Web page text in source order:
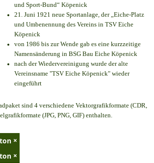
und Sport-Bund“ Köpenick
21. Juni 1921 neue Sportanlage, der „Eiche-Platz
und Umbenennung des Vereins in TSV Eiche
Köpenick
von 1986 bis zur Wende gab es eine kurzzeitige
Namensänderung in BSG Bau Eiche Köpenick
nach der Wiedervereinigung wurde der alte
Vereinsname "TSV Eiche Köpenick" wieder
eingeführt
sind 4 verschiedene Vektorgrafikformate (CDR,
(JPG, PNG, GIF) enthalten.
×
×